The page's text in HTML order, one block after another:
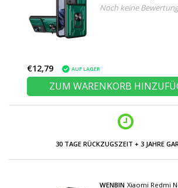
Kamera-Folie - Pop-
Noch keine
€12,79 AUF LAGER
ZUM WARENKORB
30 TAGE RÜCKZUGSZEIT + 3 JAHRE
WENBIN Xiaomi Redmi